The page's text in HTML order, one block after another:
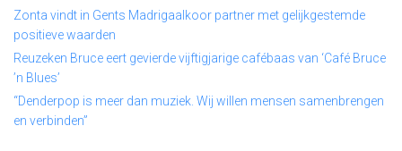
Zonta vindt in Gents Madrigaalkoor partner met gelijkgestemde
positieve waarden
Reuzeken Bruce eert gevierde vijftigjarige cafébaas van ‘Café Bruce
’n Blues’
“Denderpop is meer dan muziek. Wij willen mensen samenbrengen
en verbinden”